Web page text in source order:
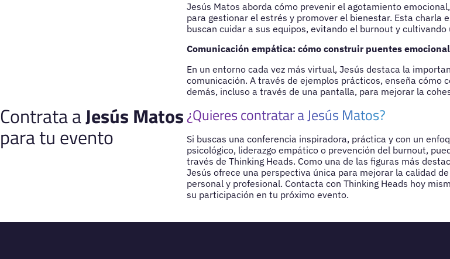
Jesús Matos aborda cómo prevenir el agotamiento
para gestionar el estrés y promover el bienestar. Esta charla
buscan cuidar a sus equipos, evitando el burnout y
Comunicación empática: cómo construir puentes
En un entorno cada vez más virtual, Jesús destaca la
comunicación. A través de ejemplos prácticos, enseña cómo
demás, incluso a través de una pantalla, para mejorar la
Contrata aJesús Matos
para tu evento
¿Quieres contratar a Jesús Matos?
Si buscas una conferencia inspiradora, práctica y con un
psicológico, liderazgo empático o prevención del burnout,
través de Thinking Heads. Como una de las figuras más
Jesús ofrece una perspectiva única para mejorar la calidad
personal y profesional. Contacta con Thinking Heads hoy
su participación en tu próximo evento.